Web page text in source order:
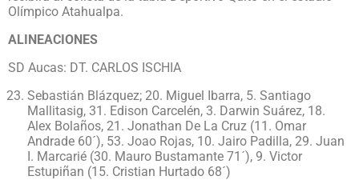
Olímpico Atahualpa.
ALINEACIONES
SD Aucas: DT. CARLOS ISCHIA
Sebastián Blázquez; 20. Miguel Ibarra, 5. Santiago
Mallitasig, 31. Edison Carcelén, 3. Darwin Suárez, 18.
Alex Bolaños, 21. Jonathan De La Cruz (11. Omar
Andrade 60´), 53. Joao Rojas, 10. Jairo Padilla, 29. Juan
I. Marcarié (30. Mauro Bustamante 71´), 9. Victor
Estupiñan (15. Cristian Hurtado 68´)